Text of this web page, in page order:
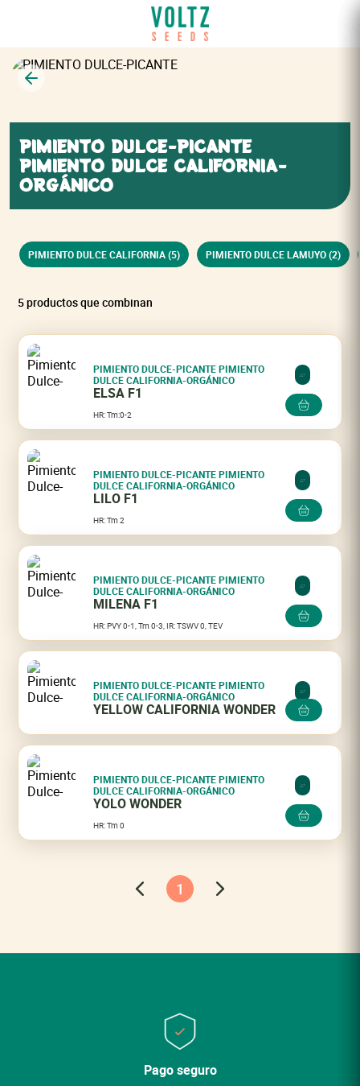
Volver
PIMIENTO DULCE-PICANTE
PIMIENTO DULCE CALIFORNIA-
ORGÁNICO
PIMIENTO DULCE CALIFORNIA (5) PIMIENTO DULCE LAMUYO (2)
5 productos que combinan
PIMIENTO DULCE-PICANTE PIMIENTO
DULCE CALIFORNIA-ORGÁNICO
ELSA F1
HR: Tm:0-2
PIMIENTO DULCE-PICANTE PIMIENTO
DULCE CALIFORNIA-ORGÁNICO
LILO F1
HR: Tm 2
PIMIENTO DULCE-PICANTE PIMIENTO
DULCE CALIFORNIA-ORGÁNICO
MILENA F1
HR: PVY 0-1, Tm 0-3, IR: TSWV 0, TEV
PIMIENTO DULCE-PICANTE PIMIENTO
DULCE CALIFORNIA-ORGÁNICO
YELLOW CALIFORNIA WONDER
PIMIENTO DULCE-PICANTE PIMIENTO
DULCE CALIFORNIA-ORGÁNICO
YOLO WONDER
HR: Tm 0
1
Ver mi cesta
Descubra nuestras otras
variedades.
Cerrar
Pago seguro